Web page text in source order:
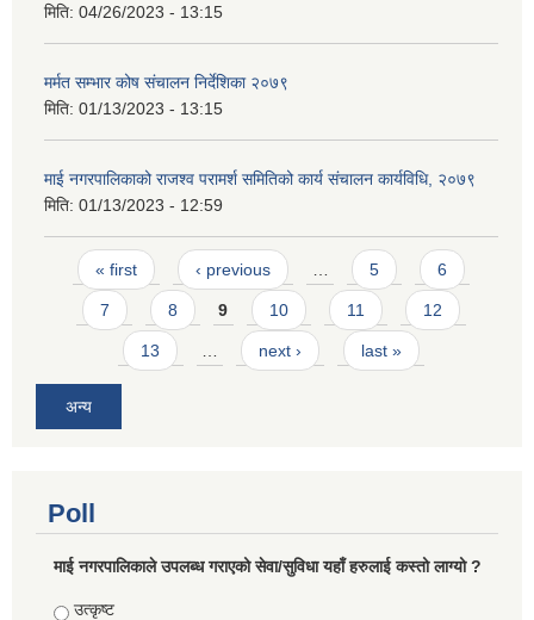
मिति: 04/26/2023 - 13:15
मर्मत सम्भार कोष संचालन निर्देशिका २०७९
मिति: 01/13/2023 - 13:15
माई नगरपालिकाको राजश्व परामर्श समितिको कार्य संचालन कार्यविधि, २०७९
मिति: 01/13/2023 - 12:59
Pages
« first ‹ previous … 5 6
7 8 9 10 11 12
13 … next › last »
अन्य
Poll
माई नगरपालिकाले उपलब्ध गराएको सेवा/सुविधा यहाँ हरुलाई कस्तो लाग्यो ?
Choices
उत्कृष्ट